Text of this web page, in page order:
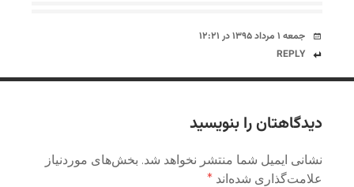
جمعه ۱ مرداد ۱۳۹۵ در ۱۲:۲۱
REPLY
دیدگاهتان را بنویسید
نشانی ایمیل شما منتشر نخواهد شد. بخش‌های موردنیاز
علامت‌گذاری شده‌اند *